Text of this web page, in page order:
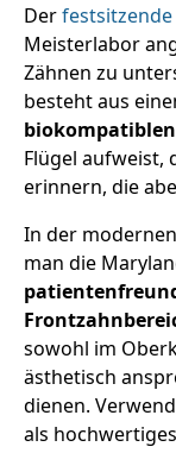
Der
Meisterlabor
Zähnen zu
besteht aus
Flügel aufweist,
erinnern, die
In der modernen
man die
sowohl im
ästhetisch
dienen.
als